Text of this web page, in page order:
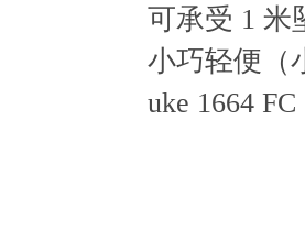
可承受 1 米
小巧轻便（
uke 1664